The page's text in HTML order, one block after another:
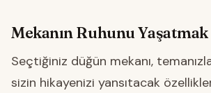
Mekanın Ruhunu Yaşatmak
Seçtiğiniz düğün mekanı,
sizin hikayenizi yansıtacak